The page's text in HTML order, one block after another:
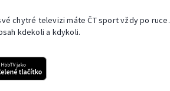
chytré televizi máte ČT sport vždy po ruce.
kdekoli a kdykoli.